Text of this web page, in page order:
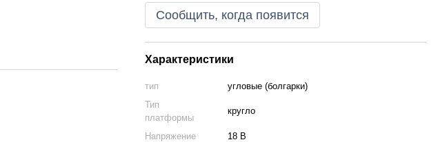
Сообщить, когда появится
Характеристики
тип
угловые (болгарки)
Тип
платформы
кругло
Напряжение
18 В